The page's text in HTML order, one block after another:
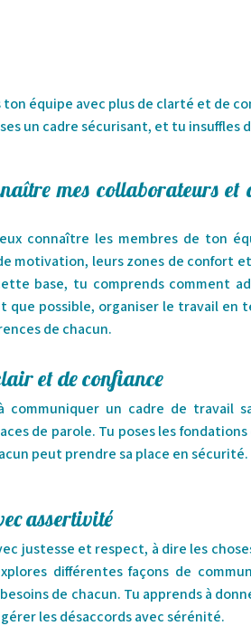
équipe avec plus de clarté et de
un cadre sécurisant, et tu insuffles
mes collaborateurs et
connaître les membres de ton
motivation, leurs zones de confort
base, tu comprends comment
que possible, organiser le travail en
de chacun.
et de confiance
communiquer un cadre de travail
de parole. Tu poses les fondations
peut prendre sa place en sécurité.
assertivité
justesse et respect, à dire les
différentes façons de
de chacun. Tu apprends à
les désaccords avec sérénité.